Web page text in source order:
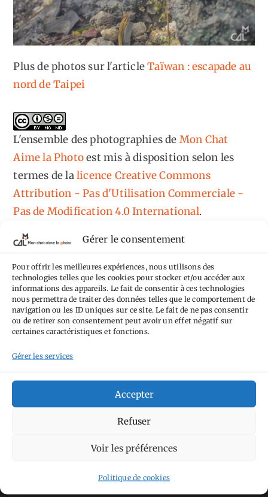
Gérer le consentement
Pour offrir les meilleures expériences, nous utilisons des
technologies telles que les cookies pour stocker et/ou accéder aux
informations des appareils. Le fait de consentir à ces technologies
nous permettra de traiter des données telles que le comportement de
navigation ou les ID uniques sur ce site. Le fait de ne pas consentir
ou de retirer son consentement peut avoir un effet négatif sur
certaines caractéristiques et fonctions.
Gérer les services
Accepter
Refuser
Voir les préférences
Politique de cookies
Plus de photos sur l'articleTaïwan : escapade au
nord de Taipei
L'ensemble des photographiesde Mon Chat
Aime la Photoest mis à disposition selon les
termes de lalicence Creative Commons
Attribution - Pas d'Utilisation Commerciale -
Pas de Modification 4.0 International.
Tags
Anti tourisme
perchéCircuitDanemarkEspagne
Academy Hauts-de-France Hébergement JaponJournées
Olympus OM-D E-M5
ParisPays-BasPays Basque